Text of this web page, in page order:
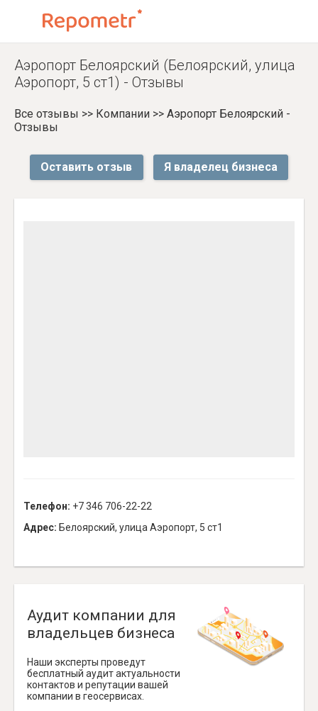
Аэропорт Белоярский (Белоярский, улица
Аэропорт, 5 ст1) - Отзывы
Все отзывы >> Компании >> Аэропорт Белоярский -
Отзывы
Оставить отзыв Я владелец бизнеса
Телефон: +7 346 706-22-22
Адрес: Белоярский, улица Аэропорт, 5 ст1
Аудит компании для
владельцев бизнеса
Наши эксперты проведут
бесплатный аудит актуальности
контактов и репутации вашей
компании в геосервисах.